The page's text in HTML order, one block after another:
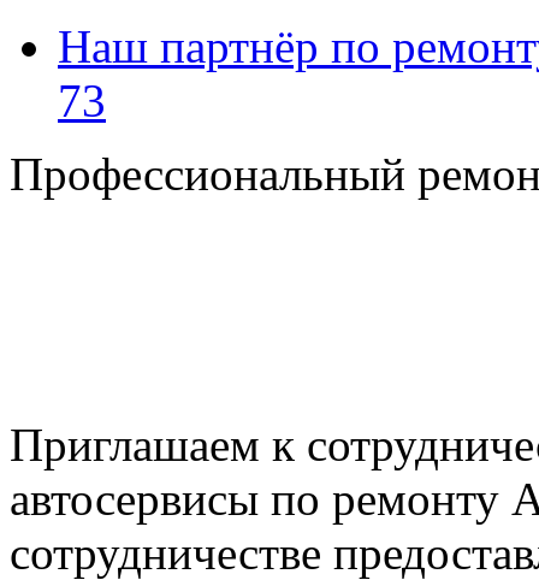
Наш партнёр по
73
Профессиональный
Приглашаем к
автосервисы по
сотрудничестве